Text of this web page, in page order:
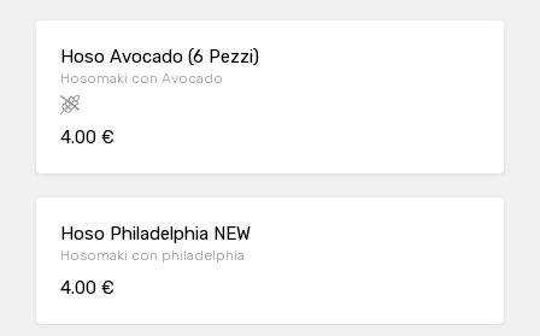
Hoso Avocado (6 Pezzi)
Hosomaki con Avocado
4.00 €
Hoso Philadelphia NEW
Hosomaki con philadelphia
4.00 €